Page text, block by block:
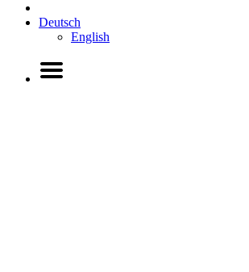
Deutsch
English